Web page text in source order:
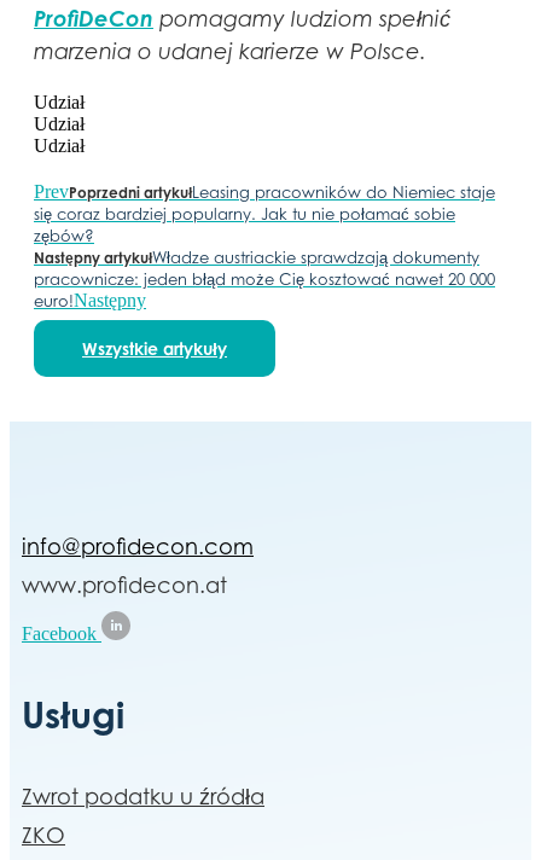
ProfiDeCon pomagamy ludziom spełnić
marzenia o udanej karierze w Polsce.
Udział
Udział
Udział
PrevPoprzedni artykułLeasing pracowników do Niemiec staje
się coraz bardziej popularny. Jak tu nie połamać sobie
zębów?
Następny artykułWładze austriackie sprawdzają dokumenty
pracownicze: jeden błąd może Cię kosztować nawet 20 000
euro!Następny
Wszystkie artykuły
info@profidecon.com
www.profidecon.at
Facebook
Usługi
Zwrot podatku u źródła
ZKO